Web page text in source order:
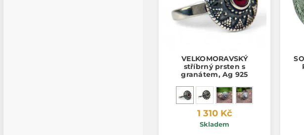
VELKOMORAVSKÝ
stříbrný prsten s
granátem, Ag 925
1 310 Kč
Skladem